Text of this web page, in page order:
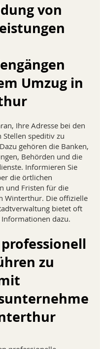
von
Umzug in
Ihre Adresse bei den
Stellen speditiv zu
gehören die Banken,
Behörden und die
Informieren Sie
die örtlichen
und Fristen für die
Winterthur. Die offizielle
bietet oft
dazu.
zu